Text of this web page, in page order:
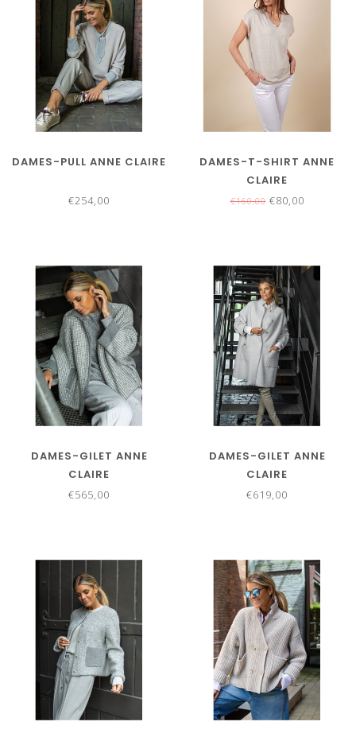
DAMES-PULL ANNE CLAIRE
€254,00
DAMES-T-SHIRT ANNE
CLAIRE
€160,00€80,00
DAMES-GILET ANNE
CLAIRE
€565,00
DAMES-GILET ANNE
CLAIRE
€619,00